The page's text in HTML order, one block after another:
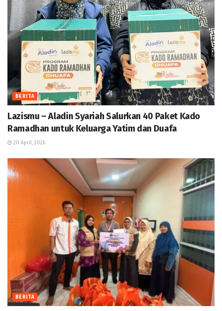
BERITA
Lazismu – Aladin Syariah Salurkan 40 Paket Kado
Ramadhan untuk Keluarga Yatim dan Duafa
20 April, 2026
BERITA